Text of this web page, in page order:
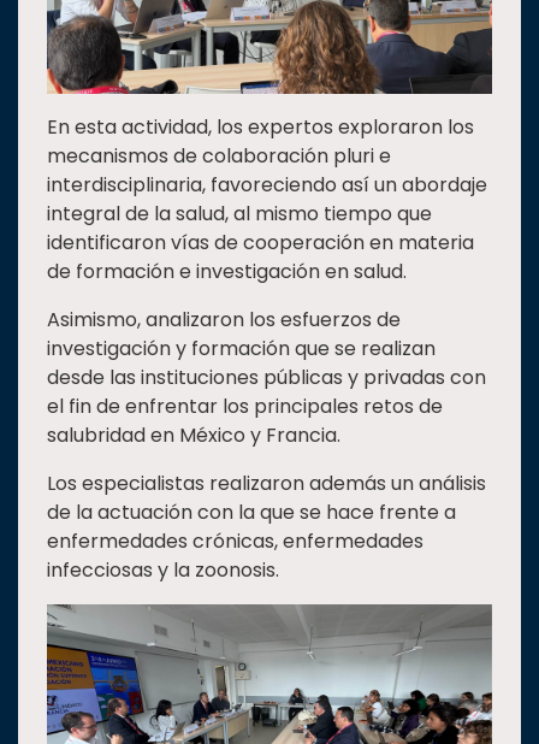
En esta actividad, los expertos exploraron los
mecanismos de colaboración pluri e
interdisciplinaria, favoreciendo así un abordaje
integral de la salud, al mismo tiempo que
identificaron vías de cooperación en materia
de formación e investigación en salud.
Asimismo, analizaron los esfuerzos de
investigación y formación que se realizan
desde las instituciones públicas y privadas con
el fin de enfrentar los principales retos de
salubridad en México y Francia.
Los especialistas realizaron además un análisis
de la actuación con la que se hace frente a
enfermedades crónicas, enfermedades
infecciosas y la zoonosis.